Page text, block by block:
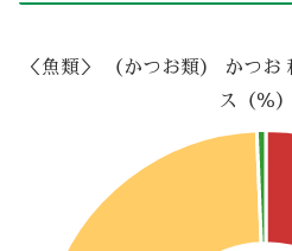
＜魚類＞ （かつお類） かつ
ス（％）